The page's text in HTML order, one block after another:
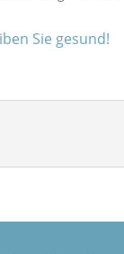
Sie gesund!